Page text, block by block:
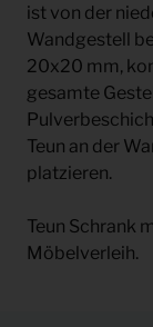
ist von der
Wandgestell
20x20 mm,
gesamte
Teun an der
platzieren.
Teun Schrank
Möbelverleih.